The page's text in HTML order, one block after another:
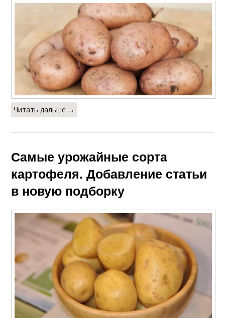
Читать дальше →
Самые урожайные сорта
картофеля. Добавление статьи
в новую подборку